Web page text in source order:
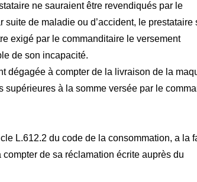
ne sauraient être revendiqués par le
de maladie ou d’accident, le prestataire
exigé par le commanditaire le versement
de son incapacité.
dégagée à compter de la livraison de la
à la somme versée par le
L.612.2 du code de la consommation, a la
de sa réclamation écrite auprès du